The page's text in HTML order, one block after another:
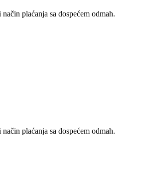
plaćanja sa dospećem odmah.
plaćanja sa dospećem odmah.